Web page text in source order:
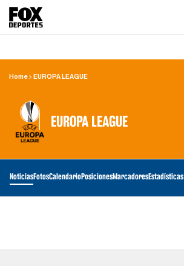
Home EUROPA LEAGUE
EUROPA LEAGUE
NoticiasFotosCalendarioPosicionesMarcadoresEstadísticas